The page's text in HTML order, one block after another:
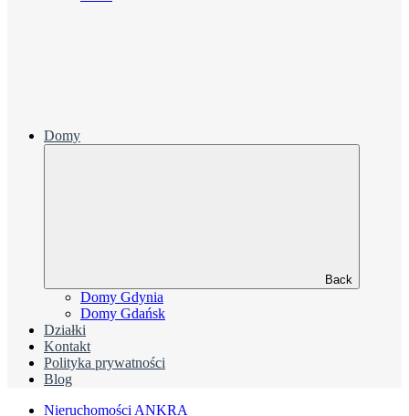
Domy
Back
Domy Gdynia
Domy Gdańsk
Działki
Kontakt
Polityka prywatności
Blog
Nieruchomości ANKRA